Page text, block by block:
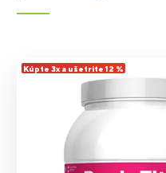
Kúpte 3x a ušetrite 12 %